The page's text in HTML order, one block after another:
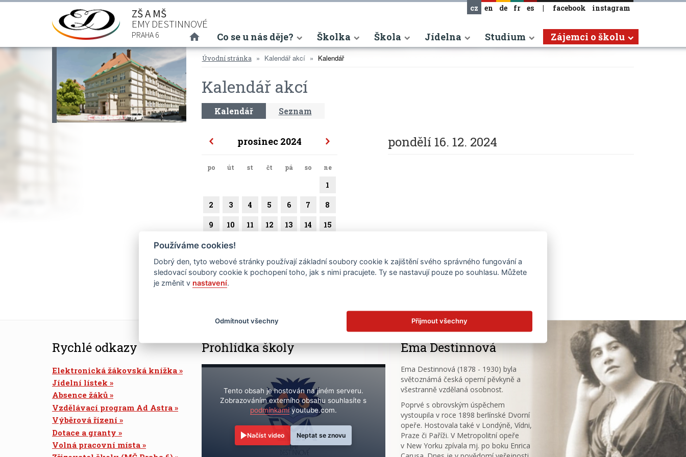
ZŠ A MŠ
EMY DESTINNOVÉ
PRAHA 6
cz en de fr es | facebook instagram
(current)
Co se u nás děje? Školka Škola Jídelna Studium Zájemci o školu
Úvodní stránka Kalendář akcí Kalendář
Kalendář akcí
Kalendář Seznam
prosinec 2024
po út st čt pá so ne
1
2 3 4 5 6 7 8
9 10 11 12 13 14 15
16 17
23 24 25 26 27 28 29
30 31
pondělí 16. 12. 2024
Rychlé odkazy
Elektronická žákovská knížka
Jídelní lístek
Absence žáků
Vzdělávací program Ad Astra
Výběrová řízení
Dotace a granty
Volná pracovní místa
Prohlídka školy
Tento obsah je hostován na jiném serveru.
Zobrazováním externího obsahu souhlasíte s
podmínkamiyoutube.com.
Načíst video Neptat se znovu
Ema Destinnová
Ema Destinnová (1878 - 1930) byla
světoznámá česká operní pěvkyně a
všestranně vzdělaná osobnost.
Poprvé s obrovským úspěchem
vystoupila v roce 1898 berlínské Dvorní
opeře. Hostovala také v Londýně, Vídni,
Praze či Paříži. V Metropolitní opeře
v New Yorku zpívala mj. po boku Enrica
Používáme cookies!
Dobrý den, tyto webové stránky používají základní soubory cookie k zajištění svého správného fungování a
sledovací soubory cookie k pochopení toho, jak s nimi pracujete. Ty se nastavují pouze po souhlasu. Můžete
je změnit v nastavení.
Odmítnout všechny Přijmout všechny